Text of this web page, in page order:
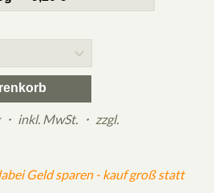
inkl. MwSt. ・ zzgl.
Geld sparen - kauf groß statt